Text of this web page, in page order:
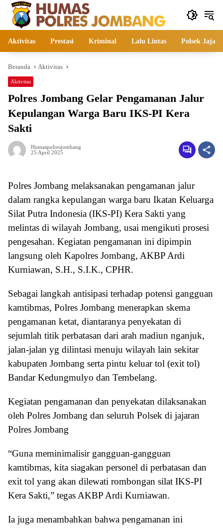
Langsung
konten
Aktivitas Prestasi Kriminal Lalu Lintas Polsek
Beranda Aktivitas
Aktivitas
Polres Jombang Gelar Pengamanan Jalur
Kepulangan Warga Baru IKS-PI Kera
Sakti
Humaspolresjombang
25 April 2025
Polres Jombang melaksanakan pengamanan jalur
dalam rangka kepulangan warga baru Ikatan Keluarga
Silat Putra Indonesia (IKS-PI) Kera Sakti yang
melintas di wilayah Jombang, usai mengikuti prosesi
pengesahan. Kegiatan pengamanan ini dipimpin
langsung oleh Kapolres Jombang, AKBP Ardi
Kurniawan, S.H., S.I.K., CPHR.
Sebagai langkah antisipasi terhadap potensi gangguan
kamtibmas, Polres Jombang menerapkan skema
pengamanan ketat, diantaranya penyekatan di
sejumlah titik perbatasan dari arah madiun nganjuk,
jalan-jalan yg dilintasi menuju wilayah lain sekitar
kabupaten Jombang serta pintu keluar tol (exit tol)
Bandar Kedungmulyo dan Tembelang.
Kegiatan pengamanan dan penyekatan dilaksanakan
oleh Polres Jombang dan seluruh Polsek di jajaran
Polres Jombang
“Guna meminimalisir gangguan-gangguan
kamtibmas, kita siagakan personel di perbatasan dan
exit tol yang akan dilewati rombongan silat IKS-PI
Kera Sakti,” tegas AKBP Ardi Kurniawan.
Ia juga menambahkan bahwa pengamanan ini